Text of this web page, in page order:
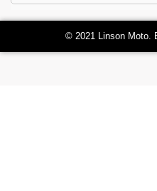
© 2021 Linson Moto.